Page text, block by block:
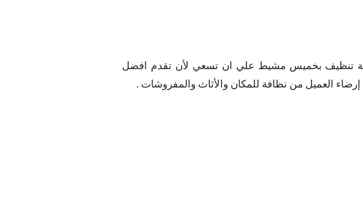
تنظيف بخميس مشيط علي ان تسعي لأن تقدم افضل
العميل من نظافة للمكان والأثاث والمفروشات .